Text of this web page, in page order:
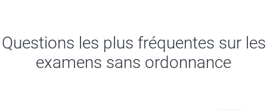
Questions les plus fréquentes sur les
examens sans ordonnance